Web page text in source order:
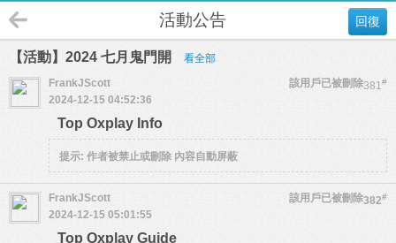
回復
活動公告
【活動】2024 七月鬼門開 看全部
381#
FrankJScott
該用戶已被刪除
2024-12-15 04:52:36
Top Oxplay Info
提示: 作者被禁止或刪除 內容自動屏蔽
382#
FrankJScott
該用戶已被刪除
2024-12-15 05:01:55
Top Oxplay Guide